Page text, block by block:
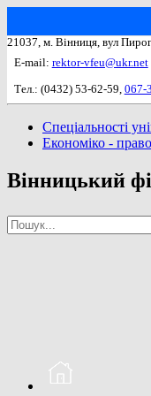
21037, м. Вінниця, вул
E-mail: rektor-vfeu@ukr.net
Тел.: (0432) 53-62-59, 067-
Спеціальності
Економіко -
Вінницький